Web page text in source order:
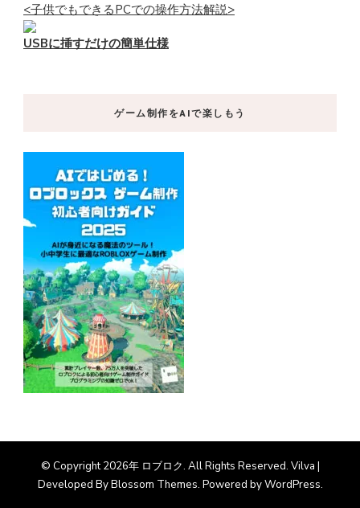
<子供でもできるPCでの操作方法解説>
USBに挿すだけの簡単仕様
ゲーム制作をAIで楽しもう
© Copyright 2026年 ロブロク. All Rights Reserved. Vilva |
Developed ByBlossom Themes. Powered byWordPress.